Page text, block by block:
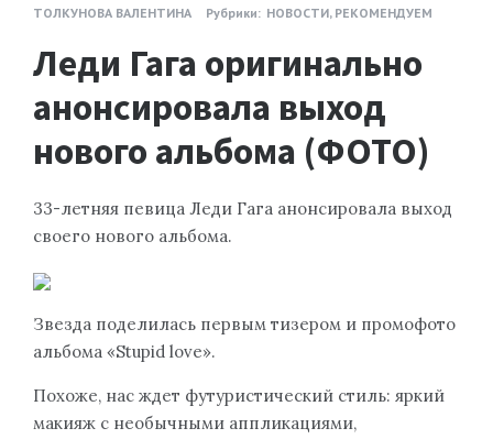
ТОЛКУНОВА ВАЛЕНТИНА
Рубрики: НОВОСТИ, РЕКОМЕНДУЕМ
Леди Гага оригинально
анонсировала выход
нового альбома (ФОТО)
33-летняя певица Леди Гага анонсировала выход
своего нового альбома.
Звезда поделилась первым тизером и промофото
альбома «Stupid love».
Похоже, нас ждет футуристический стиль: яркий
макияж с необычными аппликациями,